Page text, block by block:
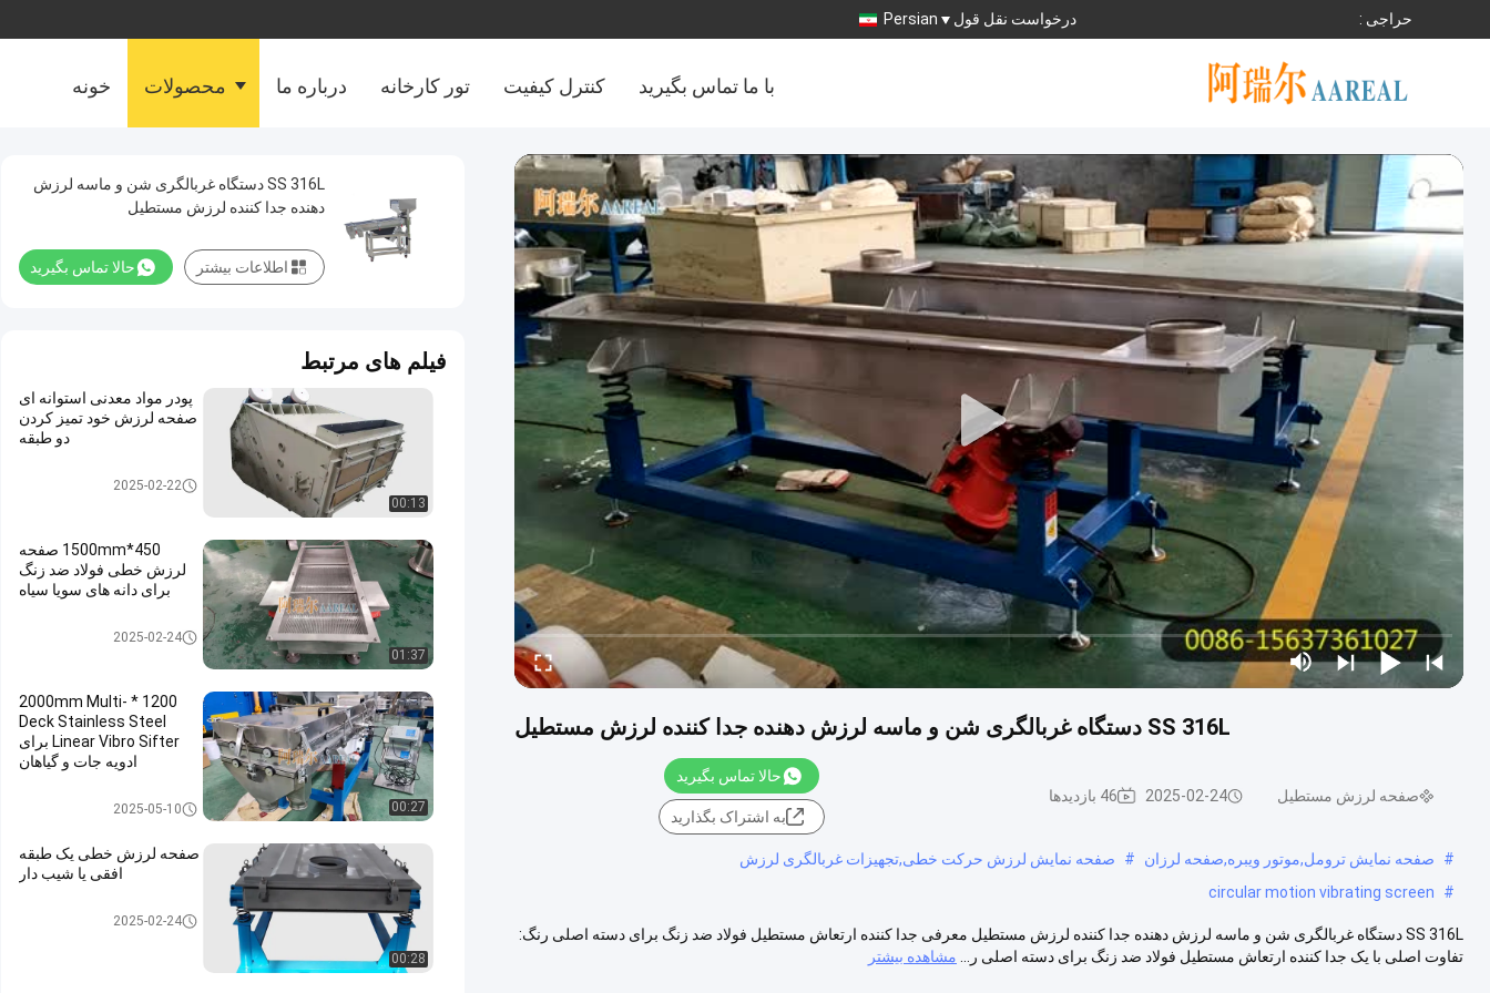
حراجی : درخواست نقل قول Persian
خونه محصولات درباره ما تور کارخانه کنترل کیفیت با ما تماس بگیرید
SS 316L دستگاه غربالگری شن و ماسه لرزش دهنده جدا کننده لرزش مستطیل
صفحه لرزش مستطیل 2025-02-24 46 بازدیدها
حالا تماس بگیرید
به اشتراک بگذارید
# صفحه نمایش ترومل,موتور ویبره,صفحه لرزان #
صفحه نمایش لرزش حرکت خطی,تجهیزات غربالگری لرزش
#
circular motion vibrating screen
SS 316L دستگاه غربالگری شن و ماسه لرزش دهنده جدا کننده لرزش مستطیل معرفی جدا کننده ارتعاش مستطیل فولاد ضد زنگ برای دسته اصلی رنگ:
تفاوت اصلی با یک جدا کننده ارتعاش مستطیل فولاد ضد زنگ برای دسته اصلی ر...
مشاهده بیشتر
SS 316L دستگاه غربالگری شن و ماسه لرزش
دهنده جدا کننده لرزش مستطیل
حالا تماس بگیرید اطلاعات بیشتر
فیلم های مرتبط
00:13
پودر مواد معدنی استوانه ای
صفحه لرزش خود تمیز کردن
دو طبقه
صفحه لرزش مستطیل2025-02-22
01:37
450*1500mm صفحه
لرزش خطی فولاد ضد زنگ
برای دانه های سویا سیاه
صفحه لرزش مستطیل2025-02-24
00:27
1200 * 2000mm Multi-
Deck Stainless Steel
Linear Vibro Sifter برای
ادویه جات و گیاهان
صفحه لرزش مستطیل2025-05-10
00:28
صفحه لرزش خطی یک طبقه
افقی یا شیب دار
صفحه لرزش مستطیل2025-02-24